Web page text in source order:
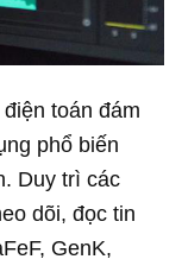
toán đám
phổ biến
Duy trì các
dõi, đọc tin
GenK,